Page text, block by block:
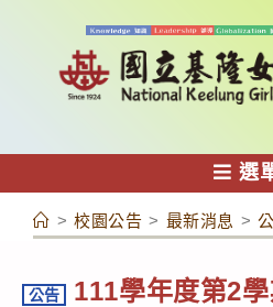
容
選
> 校園公告 > 最新消息 >
公告
111學年度第2